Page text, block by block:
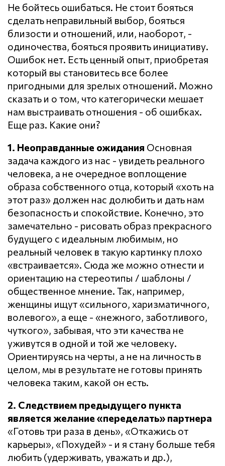
Не бойтесь ошибаться. Не стоит бояться
сделать неправильный выбор, бояться
близости и отношений, или, наоборот, -
одиночества, бояться проявить инициативу.
Ошибок нет. Есть ценный опыт, приобретая
который вы становитесь все более
пригодными для зрелых отношений. Можно
сказать и о том, что категорически мешает
нам выстраивать отношения - об ошибках.
Еще раз. Какие они?
1. Неоправданные ожидания Основная
задача каждого из нас - увидеть реального
человека, а не очередное воплощение
образа собственного отца, который «хоть на
этот раз» должен нас долюбить и дать нам
безопасность и спокойствие. Конечно, это
замечательно - рисовать образ прекрасного
будущего с идеальным любимым, но
реальный человек в такую картинку плохо
«встраивается». Сюда же можно отнести и
ориентацию на стереотипы / шаблоны /
общественное мнение. Так, например,
женщины ищут «сильного, харизматичного,
волевого», а еще - «нежного, заботливого,
чуткого», забывая, что эти качества не
уживутся в одной и той же человеку.
Ориентируясь на черты, а не на личность в
целом, мы в результате не готовы принять
человека таким, какой он есть.
2. Следствием предыдущего пункта
является желание «переделать» партнера
«Готовь три раза в день», «Откажись от
карьеры», «Похудей» - и я стану больше тебя
любить (удерживать, уважать и др.),